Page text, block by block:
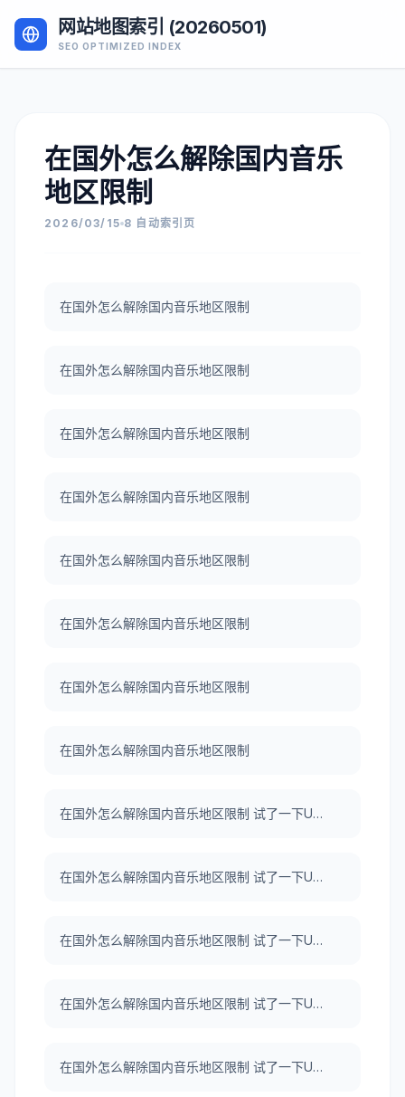
网站地图索引 (20260501)
SEO OPTIMIZED INDEX
在国外怎么解除国内音乐
地区限制
2026/03/15 8 自动索引页
在国外怎么解除国内音乐地区限制
在国外怎么解除国内音乐地区限制
在国外怎么解除国内音乐地区限制
在国外怎么解除国内音乐地区限制
在国外怎么解除国内音乐地区限制
在国外怎么解除国内音乐地区限制
在国外怎么解除国内音乐地区限制
在国外怎么解除国内音乐地区限制
在国外怎么解除国内音乐地区限制 试了一下UNBLOCKCN，真好用。
在国外怎么解除国内音乐地区限制 试了一下UNBLOCKCN，真好用。
在国外怎么解除国内音乐地区限制 试了一下UNBLOCKCN，真好用。
在国外怎么解除国内音乐地区限制 试了一下UNBLOCKCN，真好用。
在国外怎么解除国内音乐地区限制 试了一下UNBLOCKCN，真好用。